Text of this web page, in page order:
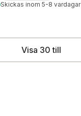
Skickas inom 5-8 vardagar
Visa 30 till